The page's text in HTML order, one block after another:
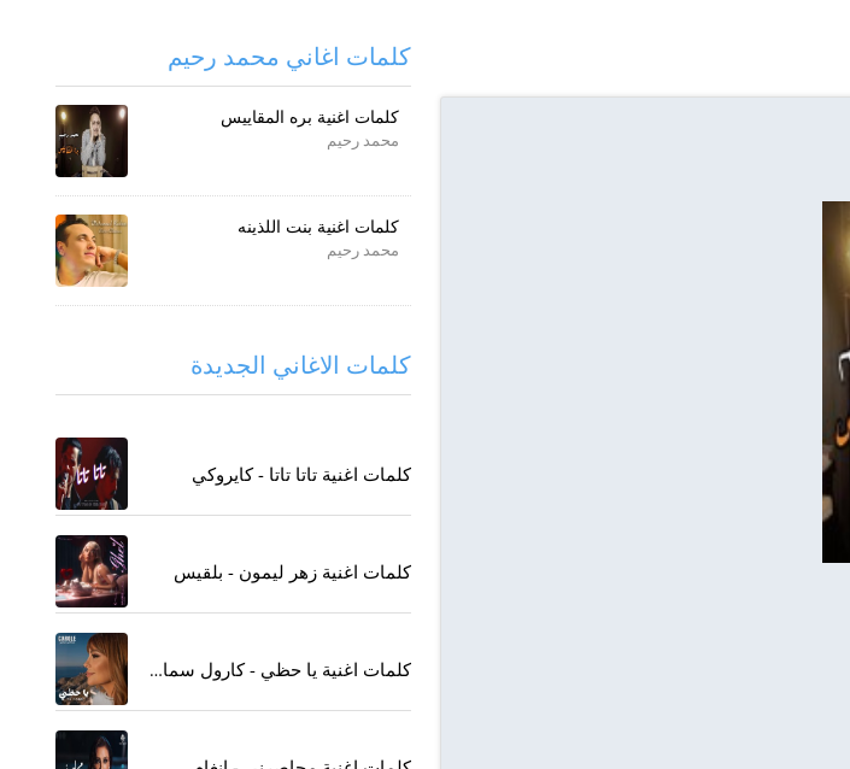
كلمات اغاني محمد رحيم
كلمات اغنية بره المقاييس
محمد رحيم
كلمات اغنية بنت اللذينه
محمد رحيم
كلمات الاغاني الجديدة
كلمات اغنية تاتا تاتا - كايروكي
كلمات اغنية زهر ليمون - بلقيس
كلمات اغنية يا حظي - كارول سماحة